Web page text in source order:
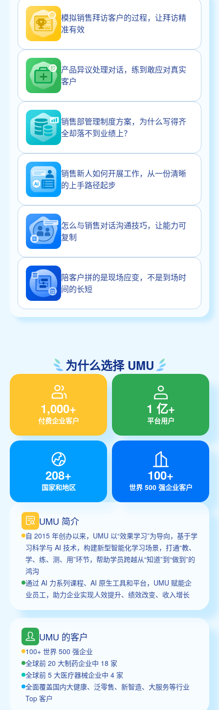
模拟销售拜访客户的过程，让拜访精
准有效
产品异议处理对话，练到敢应对真实
客户
销售部管理制度方案，为什么写得齐
全却落不到业绩上？
销售新人如何开展工作，从一份清晰
的上手路径起步
怎么与销售对话沟通技巧，让能力可
复制
陪客户拼的是现场应变，不是到场时
间的长短
为什么选择 UMU
1,000+
付费企业客户
1 亿+
平台用户
208+
国家和地区
100+
世界 500 强企业客户
UMU 简介
自 2015 年创办以来，UMU 以“效果学习”为导向，基于学
习科学与 AI 技术，构建新型智能化学习场景，打通“教、
学、练、测、用”环节，帮助学员跨越从“知道”到“做到”的
鸿沟
通过 AI 力系列课程、AI 原生工具和平台，UMU 赋能企
业员工，助力企业实现人效提升、绩效改变、收入增长
UMU 的客户
100+ 世界 500 强企业
全球前 20 大制药企业中 18 家
全球前 5 大医疗器械企业中 4 家
全面覆盖国内大健康、泛零售、新智造、大服务等行业
Top 客户